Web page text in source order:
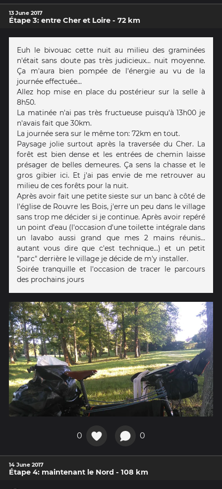
13 June 2017
Étape 3: entre Cher et Loire - 72 km
Euh le bivouac cette nuit au milieu des graminées
n'était sans doute pas très judicieux... nuit moyenne.
Ça m'aura bien pompée de l'énergie au vu de la
journée effectuée...
Allez hop mise en place du postérieur sur la selle à
8h50.
La matinée n'ai pas très fructueuse puisqu'à 13h00 je
n'avais fait que 30km.
La journée sera sur le même ton: 72km en tout.
Paysage jolie surtout après la traversée du Cher. La
forêt est bien dense et les entrées de chemin laisse
présager de belles demeures. Ça sens la chasse et le
gros gibier ici. Et j'ai pas envie de me retrouver au
milieu de ces forêts pour la nuit.
Après avoir fait une petite sieste sur un banc à côté de
l'église de Rouvre les Bois, j'erre un peu dans le village
sans trop me décider si je continue. Après avoir repéré
un point d'eau (l'occasion d'une toilette intégrale dans
un lavabo aussi grand que mes 2 mains réunis...
autant vous dire que c'est technique...) et un petit
"parc" derrière le village je décide de m'y installer.
Soirée tranquille et l'occasion de tracer le parcours
des prochains jours
0 0
14 June 2017
Étape 4: maintenant le Nord - 108 km